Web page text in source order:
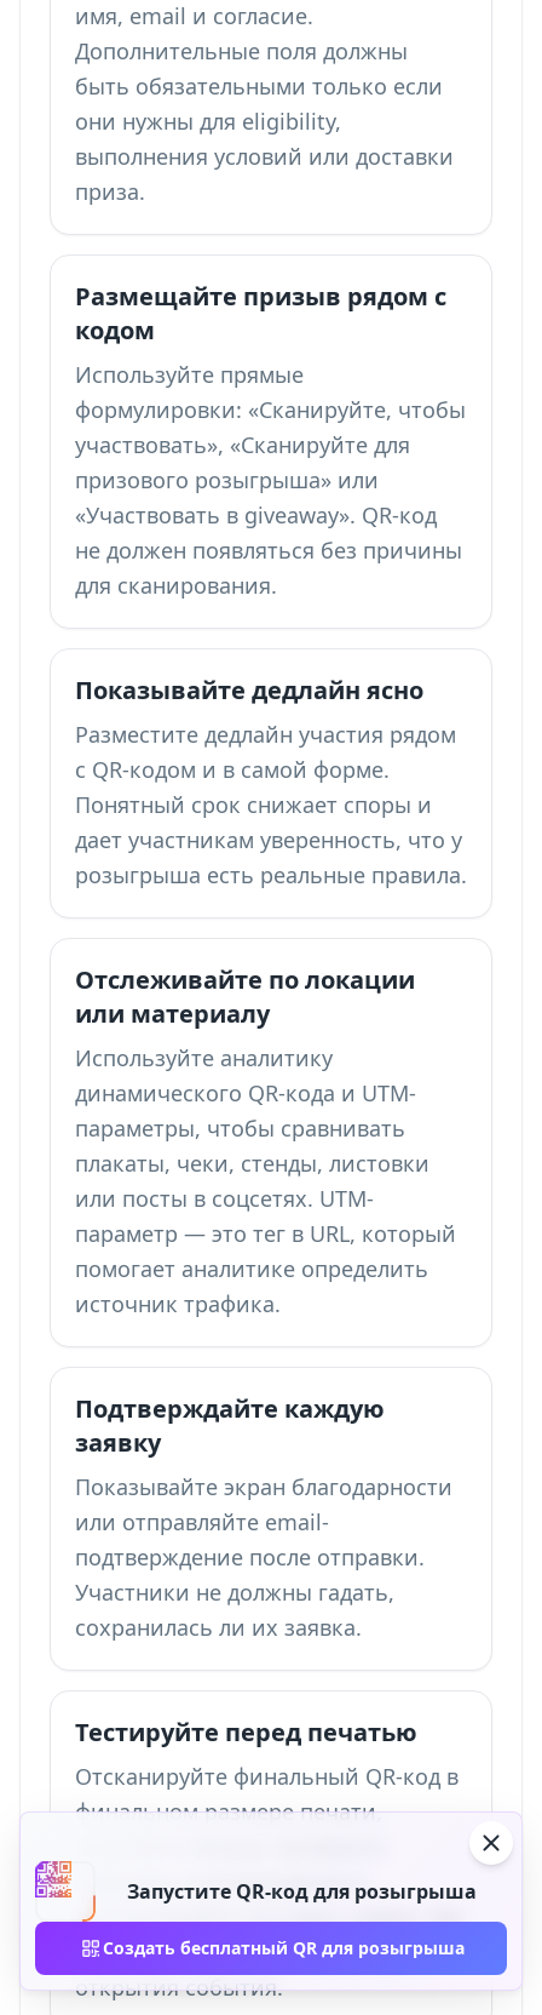
имя, email и согласие.
Дополнительные поля должны
быть обязательными только если
они нужны для eligibility,
выполнения условий или доставки
приза.
Размещайте призыв рядом с
кодом
Используйте прямые
формулировки: «Сканируйте, чтобы
участвовать», «Сканируйте для
призового розыгрыша» или
«Участвовать в giveaway». QR-код
не должен появляться без причины
для сканирования.
Показывайте дедлайн ясно
Разместите дедлайн участия рядом
с QR-кодом и в самой форме.
Понятный срок снижает споры и
дает участникам уверенность, что у
розыгрыша есть реальные правила.
Отслеживайте по локации
или материалу
Используйте аналитику
динамического QR-кода и UTM-
параметры, чтобы сравнивать
плакаты, чеки, стенды, листовки
или посты в соцсетях. UTM-
параметр — это тег в URL, который
помогает аналитике определить
источник трафика.
Подтверждайте каждую
заявку
Показывайте экран благодарности
или отправляйте email-
подтверждение после отправки.
Участники не должны гадать,
сохранилась ли их заявка.
Тестируйте перед печатью
Отсканируйте финальный QR-код в
финальном размере печати,
страницу подтверждения и
экспортируйте тестовую заявку. Так
вы поймаете битые ссылки до
открытия события.
Запустите QR-код для розыгрыша
Создать бесплатный QR для розыгрыша